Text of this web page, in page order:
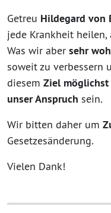
Getreu Hildegard von
jede Krankheit
Was wir aber sehr
soweit zu verbessern
diesem Ziel möglichst
unser Anspruch sein.
Wir bitten daher um
Gesetzesänderung.
Vielen Dank!